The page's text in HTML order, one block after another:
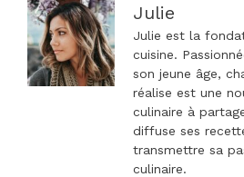
Julie
Julie est la
cuisine.
son jeune âge,
réalise est une
culinaire à
diffuse ses
transmettre sa
culinaire.